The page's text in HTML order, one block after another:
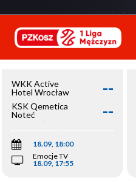
WKK Active
Hotel Wrocław
--
KSK Qemetica
Noteć
Inowrocław
--
18.09, 18:00
Emocje TV
18.09, 17:55